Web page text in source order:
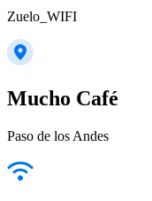
Zuelo_WIFI
Mucho Café
Paso de los Andes